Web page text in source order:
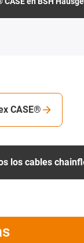
CASE®
los cables